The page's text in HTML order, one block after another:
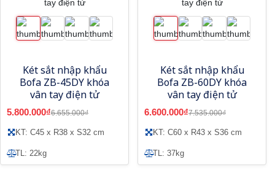
Két sắt nhập khẩu
Bofa ZB-45DY khóa
vân tay điện tử
5.800.000₫6.655.000₫
KT: C45 x R38 x S32 cm
TL: 22kg
Két sắt nhập khẩu
Bofa ZB-60DY khóa
vân tay điện tử
6.600.000₫7.535.000₫
KT: C60 x R43 x S36 cm
TL: 37kg